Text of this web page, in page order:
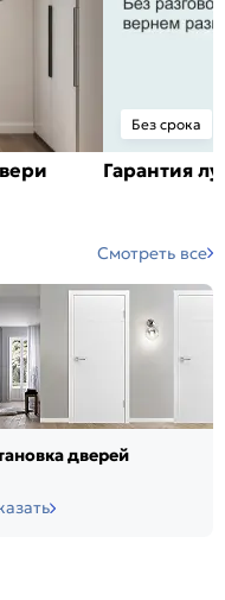
Без срока
Гарантия
Смотреть все
дверей